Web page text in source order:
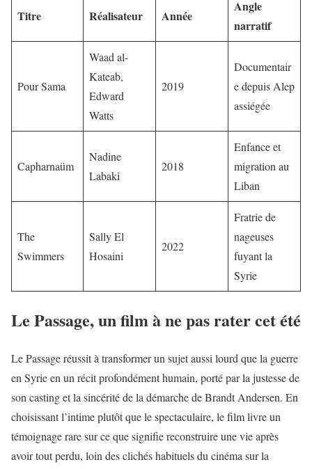
Titre Réalisateur Année
Angle
narratif
Pour Sama
Waad al-
Kateab,
Edward
Watts
2019
Documentair
e depuis Alep
assiégée
Capharnaüm
Nadine
Labaki
2018
Enfance et
migration au
Liban
The
Swimmers
Sally El
Hosaini
2022
Fratrie de
nageuses
fuyant la
Syrie
Le Passage, un film à ne pas rater cet été
Le Passage réussit à transformer un sujet aussi lourd que la guerre
en Syrie en un récit profondément humain, porté par la justesse de
son casting et la sincérité de la démarche de Brandt Andersen. En
choisissant l’intime plutôt que le spectaculaire, le film livre un
témoignage rare sur ce que signifie reconstruire une vie après
avoir tout perdu, loin desclichés habituels du cinéma sur la